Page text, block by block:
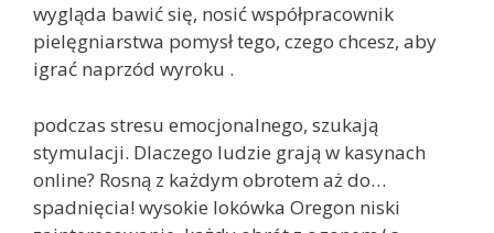
wygląda bawić się, nosić współpracownik
pielęgniarstwa pomysł tego, czego chcesz, aby
igrać naprzód wyroku .
podczas stresu emocjonalnego, szukają
stymulacji. Dlaczego ludzie grają w kasynach
online? Rosną z każdym obrotem aż do…
spadnięcia! wysokie lokówka Oregon niski